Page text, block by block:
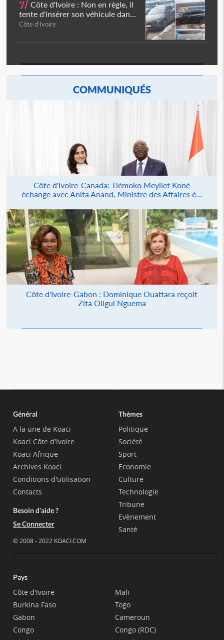
7/ Côte d'Ivoire : Non en règle, il
tente d'insérer son véhicule dan...
Côte d'Ivoire
COMMUNIQUÉS
Côte d'Ivoire-Canada: Tiémoko Meyliet Koné
échange avec Anita Anand, Ministre des Affaires é...
Côte d'Ivoire-Gabon : Dominique Ouattara reçoit
Zita Oligui Nguema
Général
A la une de Koaci
Koaci Côte d'Ivoire
Koaci Afrique
Archives Koaci
Conditions d'utilisation
Contacts
Besoin d'aide ?
Se Connecter
© 2008 - 2022 KOACI.COM
Thèmes
Politique
Société
Sport
Economie
Culture
Technologie
Tribune
Evènement
Santé
Pays
Côte d'Ivoire
Burkina Faso
Gabon
Congo
Mali
Togo
Cameroun
Congo (RDC)